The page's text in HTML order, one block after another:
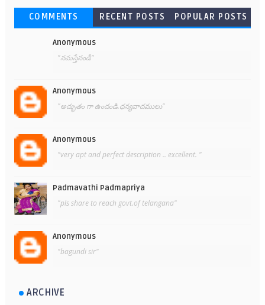
COMMENTS RECENT POSTS POPULAR POSTS
Anonymous
"నమస్తేనండీ"
Anonymous
"అద్భుతం గా ఉందండి.ధన్యవాదములు"
Anonymous
"very apt and perfect description .. excellent. "
Padmavathi Padmapriya
"pls share to reach govt.of telangana"
Anonymous
"bagundi sir"
ARCHIVE